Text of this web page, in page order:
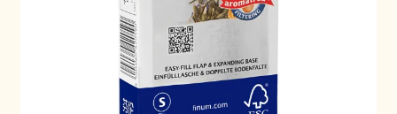
Welcome to our Tea Wholesale business!
Willkommen in unserem Teegroßhandel!